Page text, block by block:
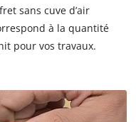
sans cuve d’air
à la quantité
pour vos travaux.